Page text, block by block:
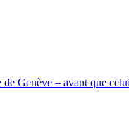
Genève – avant que